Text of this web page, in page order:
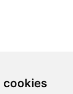
cookies